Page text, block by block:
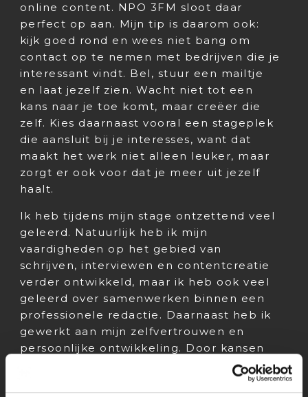
online content. NPO 3FM sloot daar
perfect op aan. Mijn tip is daarom ook:
kijk goed rond en wees niet bang om
contact op te nemen met bedrijven die je
interessant vindt. Bel, stuur een mailtje
en laat jezelf zien. Wacht niet tot een
kans naar je toe komt, maar creëer die
zelf. Kies daarnaast vooral een stageplek
die aansluit bij je interesses, want dat
maakt het werk niet alleen leuker, maar
zorgt er ook voor dat je meer uit jezelf
haalt.
Ik heb tijdens mijn stage ontzettend veel
geleerd. Natuurlijk heb ik mijn
vaardigheden op het gebied van
schrijven, interviewen en contentcreatie
verder ontwikkeld, maar ik heb ook veel
geleerd over samenwerken binnen een
professionele redactie. Daarnaast heb ik
gewerkt aan mijn zelfvertrouwen en
persoonlijke ontwikkeling. Door kansen
te krijgen, verantwoordelijkheid te nemen
en mijn eigen ideeën uit te voeren,